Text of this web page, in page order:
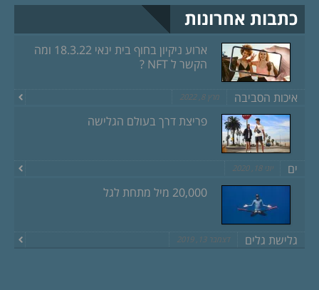
כתבות אחרונות
ארוע ניקיון בחוף בית ינאי 18.3.22 ומה
הקשר ל NFT ?
איכות הסביבה מרץ 8, 2022
פריצת דרך בעולם הגלישה
ים יוני 18, 2020
20,000 מיל מתחת לגל
גלישת גלים דצמבר 13, 2019